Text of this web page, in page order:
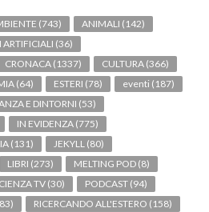
(743) ANIMALI (142)
ARTIFICIALI (36)
CRONACA (1337) CULTURA (366)
(64) ESTERI (78) eventi (187)
E DINTORNI (53)
IN EVIDENZA (775)
(131) JEKYLL (80)
LIBRI (273) MELTING POD (8)
TV (30) PODCAST (94)
RICERCANDO ALL'ESTERO (158)